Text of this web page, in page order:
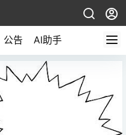
公告 AI助手